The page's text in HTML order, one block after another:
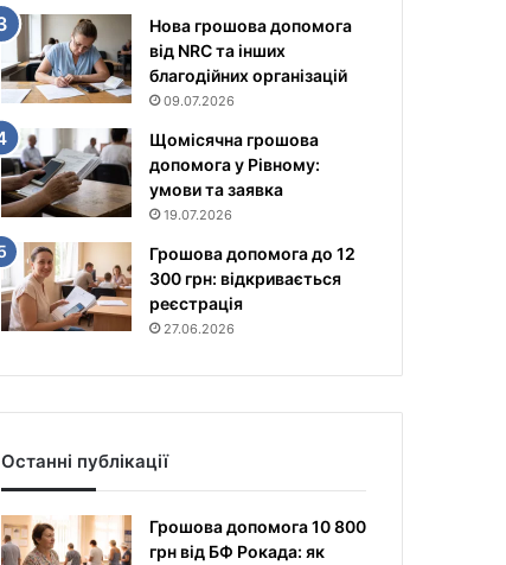
Нова грошова допомога
від NRC та інших
благодійних організацій
09.07.2026
Щомісячна грошова
допомога у Рівному:
умови та заявка
19.07.2026
Грошова допомога до 12
300 грн: відкривається
реєстрація
27.06.2026
Останні публікації
Грошова допомога 10 800
грн від БФ Рокада: як